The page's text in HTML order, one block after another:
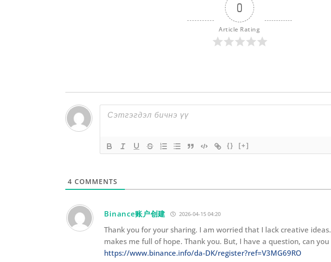
0
Article Rating
{} [+]
4 COMMENTS
Binance账户创建 2026-04-15 04:20
Thank you for your sharing. I am worried that I lack creative
makes me full of hope. Thank you. But, I have a question, can
https://www.binance.info/da-DK/register?ref=V3MG69RO